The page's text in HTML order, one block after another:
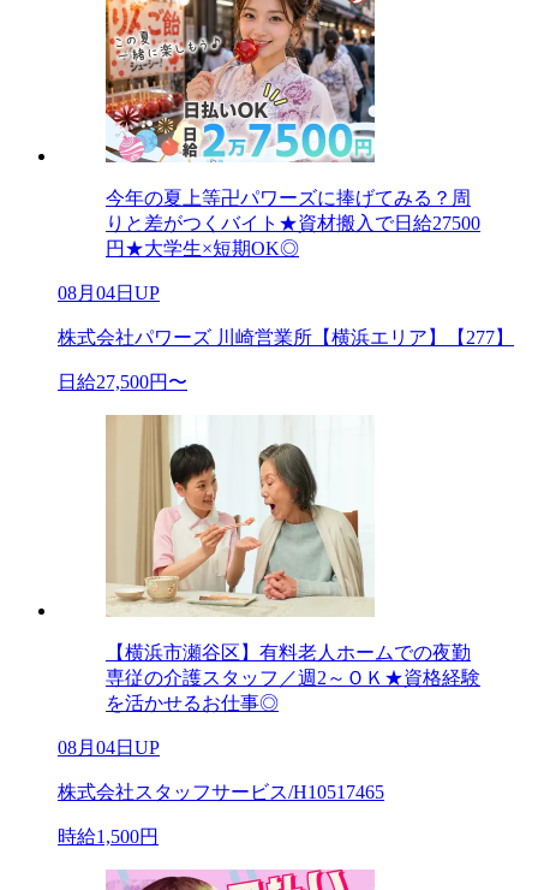
今年の夏上等卍パワーズに捧げてみる？周
りと差がつくバイト★資材搬入で日給27500
円★大学生×短期OK◎
08月04日UP
株式会社パワーズ 川崎営業所【横浜エリア】【277】
日給27,500円〜
【横浜市瀬谷区】有料老人ホームでの夜勤
専従の介護スタッフ／週2～ＯＫ★資格経験
を活かせるお仕事◎
08月04日UP
株式会社スタッフサービス/H10517465
時給1,500円